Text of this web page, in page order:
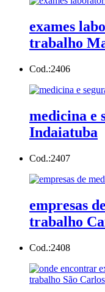
exames
trabalho
Cod.:2406
medicina e
Indaiatuba
Cod.:2407
empresas
trabalho
Cod.:2408